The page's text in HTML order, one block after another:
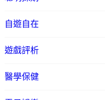
自遊自在
遊戲評析
醫學保健